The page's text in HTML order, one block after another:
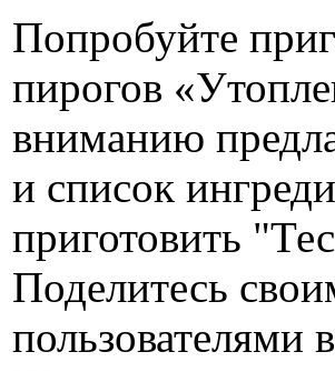
Попробуйте
пирогов
вниманию
и список
приготовить
Поделитесь